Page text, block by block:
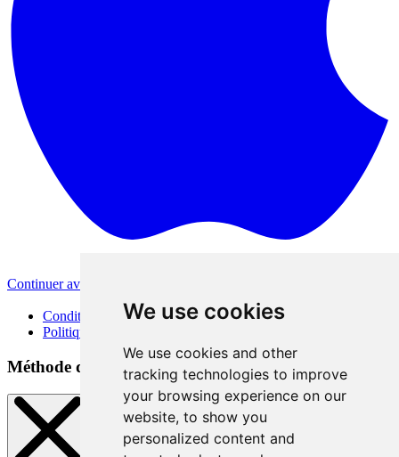
We use cookies
We use cookies and other
tracking technologies to improve
your browsing experience on our
website, to show you
personalized content and
Continuer avec Apple
Conditions d'utilisation
Politique de confidentialité
Méthode de connexion